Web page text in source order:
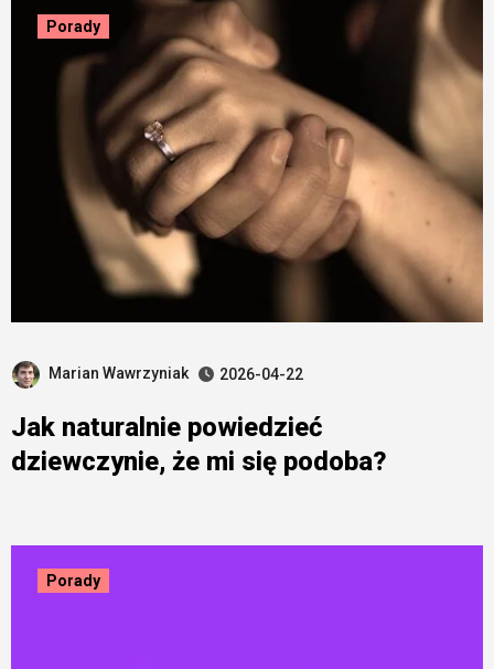
Porady
Marian Wawrzyniak 2026-04-22
Jak naturalnie powiedzieć
dziewczynie, że mi się podoba?
Porady